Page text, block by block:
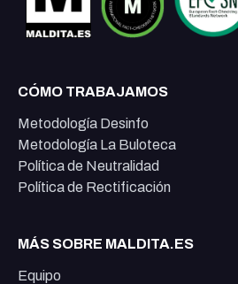
CÓMO TRABAJAMOS
Metodología Desinfo
Metodología La Buloteca
Política de Neutralidad
Política de Rectificación
MÁS SOBRE MALDITA.ES
Equipo